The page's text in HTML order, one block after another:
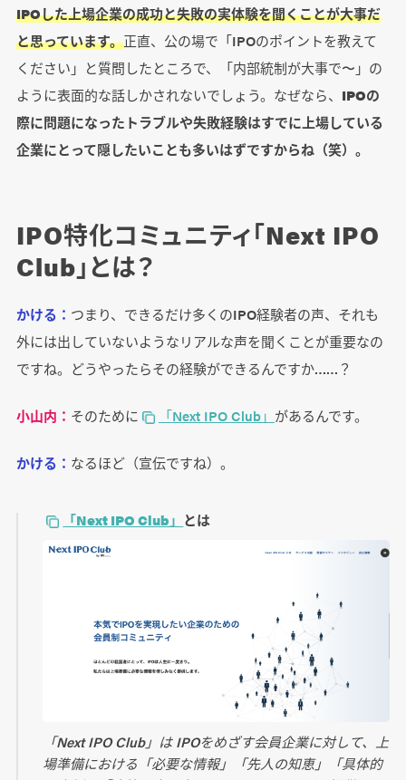
IPOした上場企業の成功と失敗の実体験を聞くことが大事だ
と思っています。正直、公の場で「IPOのポイントを教えて
ください」と質問したところで、「内部統制が大事で〜」の
ように表面的な話しかされないでしょう。なぜなら、 IPOの
際に問題になったトラブルや失敗経験はすでに上場している
企業にとって隠したいことも多いはずですからね（笑）。
IPO特化コミュニティ「Next IPO
Club」とは？
かける： つまり、できるだけ多くのIPO経験者の声、それも
外には出していないようなリアルな声を聞くことが重要なの
ですね。どうやったらその経験ができるんですか……？
小山内： そのために 「Next IPO Club」 があるんです。
かける： なるほど（宣伝ですね）。
「Next IPO Club」 とは
「Next IPO Club」は IPOをめざす会員企業に対して、上
場準備における「必要な情報」「先人の知恵」「具体的